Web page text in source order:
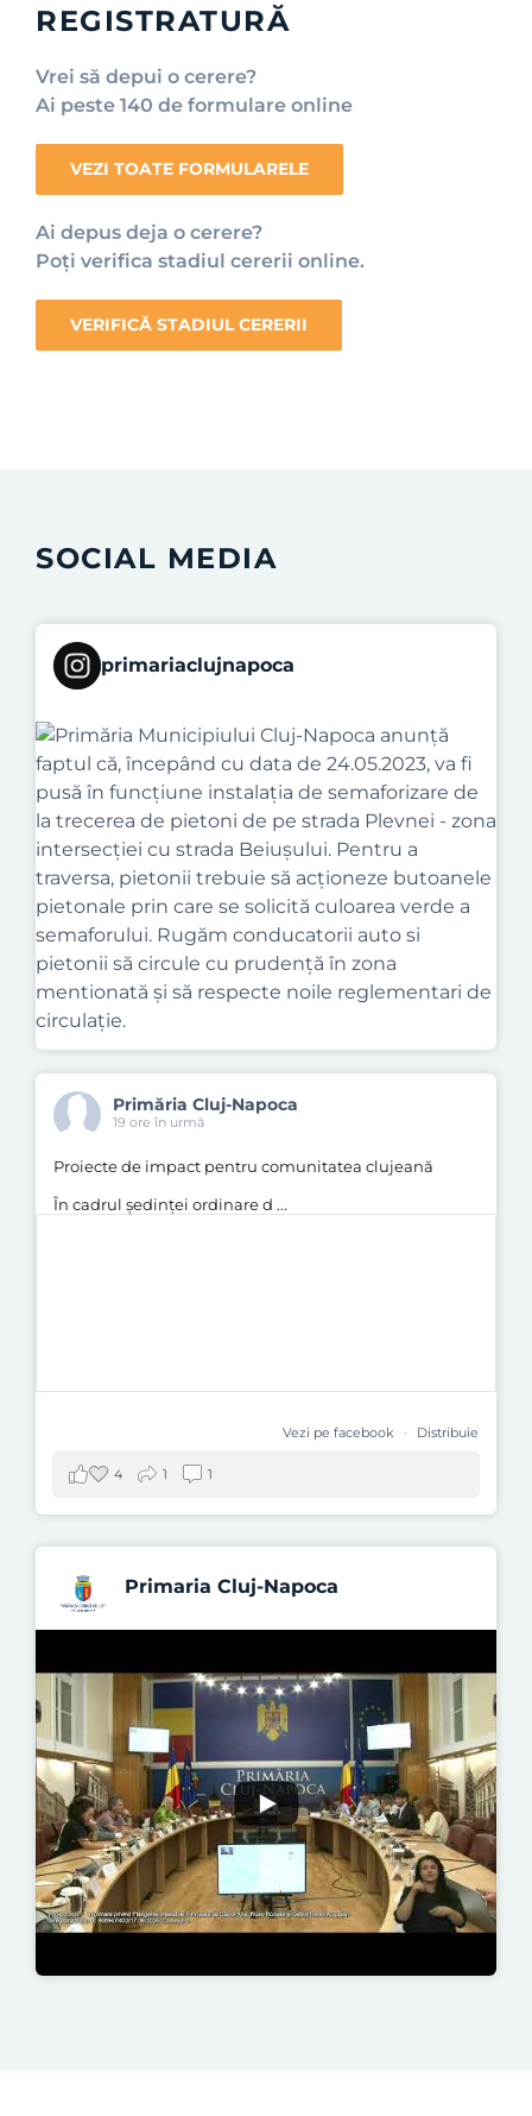
REGISTRATURĂ
Vrei să depui o cerere?
Ai peste 140 de formulare online
VEZI TOATE FORMULARELE
Ai depus deja o cerere?
Poți verifica stadiul cererii online.
VERIFICĂ STADIUL CERERII
SOCIAL MEDIA
primariaclujnapoca
Primăria Cluj-Napoca
19 ore în urmă
Proiecte de impact pentru comunitatea clujeană
În cadrul ședinței ordinare d ...
Vezi pe facebook · Distribuie
4 1 1
Primaria Cluj-Napoca